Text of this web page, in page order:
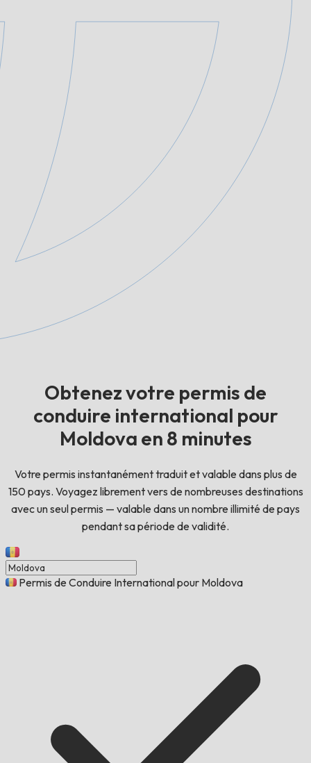
Obtenez votre permis de
conduire international pour
Moldova en 8 minutes
Votre permis instantanément traduit et valable dans plus de
150 pays. Voyagez librement vers de nombreuses destinations
avec un seul permis — valable dans un nombre illimité de pays
pendant sa période de validité.
Permis de Conduire International pour Moldova